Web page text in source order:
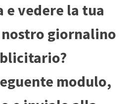
e vedere la tua
giornalino
modulo,